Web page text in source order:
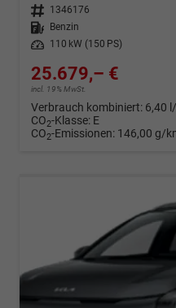
Fahrzeugnr. 1346176
Kraftstoff
Benzin
Leistung
110 kW (150 PS)
25.679,– €
incl. 19% MwSt.
Verbrauch kombiniert: 6,40
CO2-Klasse: E
CO2-Emissionen: 146,00 g/